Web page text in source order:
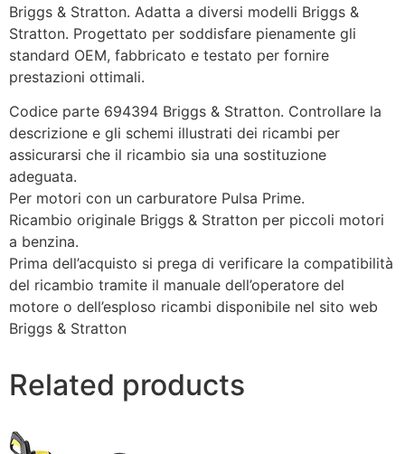
Briggs & Stratton. Adatta a diversi modelli Briggs &
Stratton. Progettato per soddisfare pienamente gli
standard OEM, fabbricato e testato per fornire
prestazioni ottimali.
Codice parte 694394 Briggs & Stratton. Controllare la
descrizione e gli schemi illustrati dei ricambi per
assicurarsi che il ricambio sia una sostituzione
adeguata.
Per motori con un carburatore Pulsa Prime.
Ricambio originale Briggs & Stratton per piccoli motori
a benzina.
Prima dell’acquisto si prega di verificare la compatibilità
del ricambio tramite il manuale dell’operatore del
motore o dell’esploso ricambi disponibile nel sito web
Briggs & Stratton
Related products